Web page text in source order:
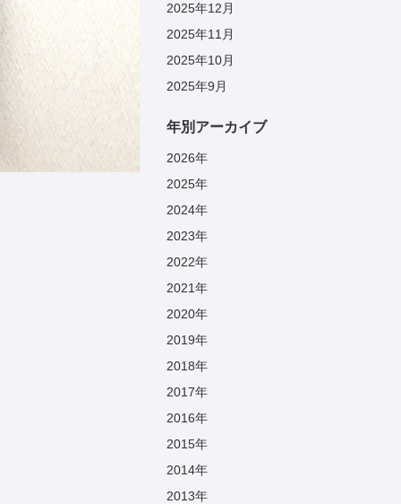
2025年12月
2025年11月
2025年10月
2025年9月
年別アーカイブ
2026年
2025年
2024年
2023年
2022年
2021年
2020年
2019年
2018年
2017年
2016年
2015年
2014年
2013年